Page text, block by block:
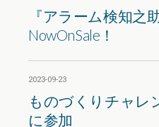
『アラーム検知之助
NowOnSale！
2023-09-23
ものづくりチャレ
に参加